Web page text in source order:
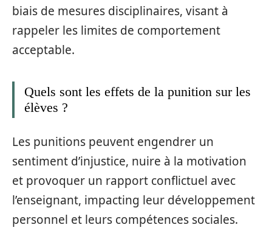
biais de mesures disciplinaires, visant à
rappeler les limites de comportement
acceptable.
Quels sont les effets de la punition sur les
élèves ?
Les punitions peuvent engendrer un
sentiment d’injustice, nuire à la motivation
et provoquer un rapport conflictuel avec
l’enseignant, impacting leur développement
personnel et leurs compétences sociales.